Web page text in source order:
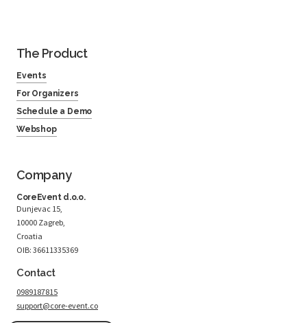
The Product
Events
For Organizers
Schedule a Demo
Webshop
Company
CoreEvent d.o.o.
Dunjevac 15,
10000 Zagreb,
Croatia
OIB: 36611335369
Contact
0989187815
support@core-event.co